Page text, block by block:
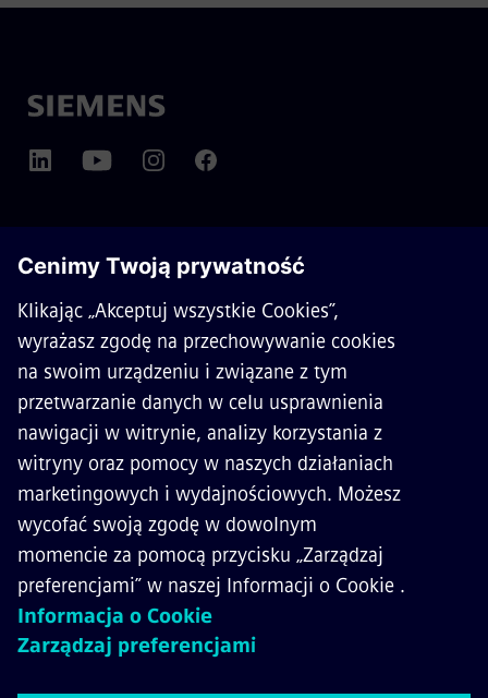
O SIEMENS MOBILITY
KONTAKT
KARIERA
Siemens Mobility 2026
Polityka prywatności
Polityka cookies